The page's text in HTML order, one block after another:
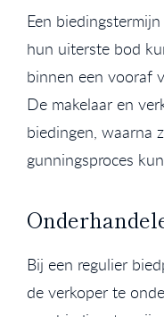
Een
hun uiterste bod
binnen een vooraf
De makelaar en
biedingen, waarna
gunningsproces
Bij een regulier
de verkoper te